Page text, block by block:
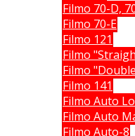
Filmo 70-D,
Filmo 70-E
Filmo 121
Filmo
Filmo
Filmo 141
Filmo Auto
Filmo Auto
Filmo Auto-8